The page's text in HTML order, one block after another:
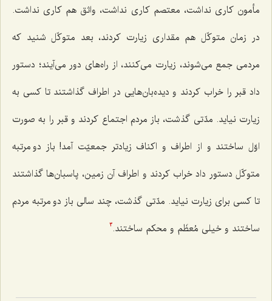
مأمون کاری نداشت، معتصم کاری نداشت، واثق هم کاری نداشت.
در زمان متوکّل هم مقداری زیارت کردند، بعد متوکّل شنید که
مردمی جمع می‌شوند، زیارت می‌کنند، از راه‌های دور می‌آیند؛ دستور
داد قبر را خراب کردند و دیده‌بان‌هایی در اطراف گذاشتند تا کسی به
زیارت نیاید. مدّتی گذشت، باز مردم اجتماع کردند و قبر را به صورت
اوّل ساختند و از اطراف و اکناف زیادتر جمعیّت آمد! باز دو مرتبه
متوکّل دستور داد خراب کردند و اطراف آن زمین، پاسبان‌ها گذاشتند
تا کسی برای زیارت نیاید. مدّتی گذشت، چند سالی باز دو مرتبه مردم
ساختند و خیلی مُعظَم و محکم ساختند.3